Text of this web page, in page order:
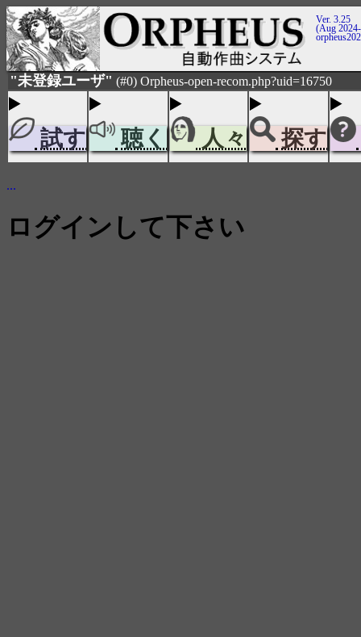
Ver. 3.25
(Aug
"未登録ユーザ" (#0) Orpheus-open-recom.php?uid=16750
試す 聴く 人々 探す
...
ログインして下さい